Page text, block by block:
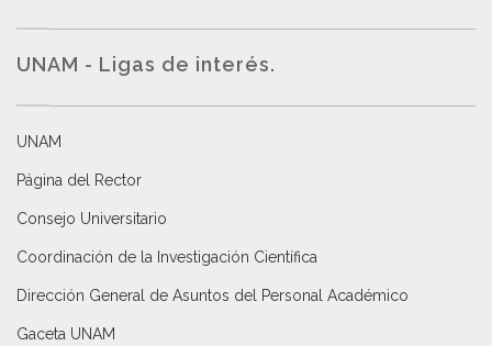
UNAM - Ligas de interés.
UNAM
Página del Rector
Consejo Universitario
Coordinación de la Investigación Científica
Dirección General de Asuntos del Personal Académico
Gaceta UNAM